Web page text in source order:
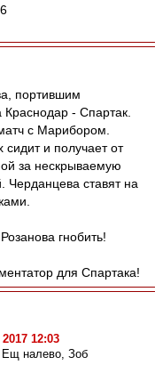
портившим
Краснодар - Спартак.
с Марибором.
сидит и получает от
за нескрываемую
Черданцева ставят на
гнобить!
для Спартака!
12:03
Ещ налево, Зоб